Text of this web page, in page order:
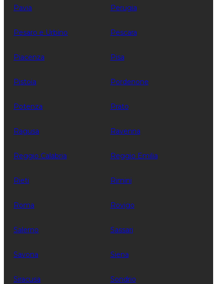
Pavia Perugia
Pesaro e Urbino Pescara
Piacenza Pisa
Pistoia Pordenone
Potenza Prato
Ragusa Ravenna
Reggio Calabria Reggio Emilia
Rieti Rimini
Roma Rovigo
Salerno Sassari
Savona Siena
Siracusa Sondrio